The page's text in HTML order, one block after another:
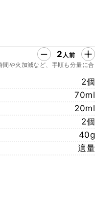
2 人前
や火加減など、手順も分量に合
2個
70ml
20ml
2個
40g
適量